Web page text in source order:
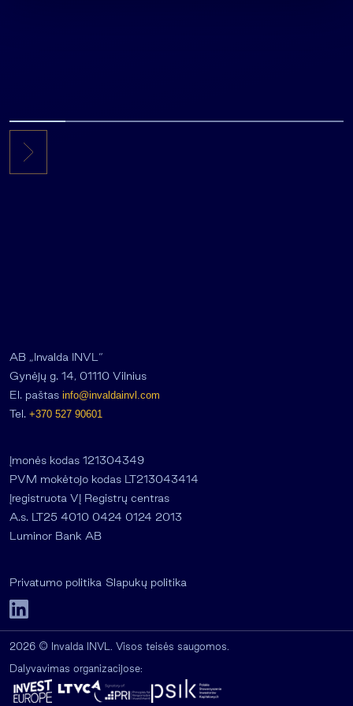
AB „Invalda INVL“
Gynėjų g. 14, 01110 Vilnius
El. paštas info@invaldainvl.com
Tel. +370 527 90601
Įmonės kodas 121304349
PVM mokėtojo kodas LT213043414
Įregistruota VĮ Registrų centras
A.s. LT25 4010 0424 0124 2013
Luminor Bank AB
Privatumo politika Slapukų politika
2026 © Invalda INVL. Visos teisės saugomos.
Dalyvavimas organizacijose: